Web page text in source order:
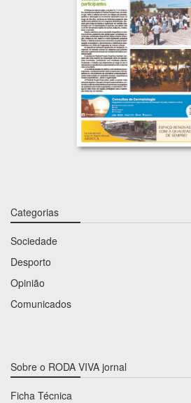
Categorias
Sociedade
Desporto
Opinião
Comunicados
Sobre o RODA VIVA jornal
Ficha Técnica